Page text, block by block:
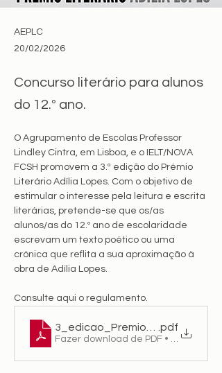
AEPLC
20/02/2026
Concurso literário para alunos
do 12.º ano.
O Agrupamento de Escolas Professor
Lindley Cintra, em Lisboa, e o IELT/NOVA
FCSH promovem a 3.ª edição do Prémio
Literário Adília Lopes. Com o objetivo de
estimular o interesse pela leitura e escrita
literárias, pretende-se que os/as
alunos/as do 12.º ano de escolaridade
escrevam um texto poético ou uma
crónica que reflita a sua aproximação à
obra de Adília Lopes.
Consulte aqui o regulamento.
.pdf
Fazer download de PDF • 133KB